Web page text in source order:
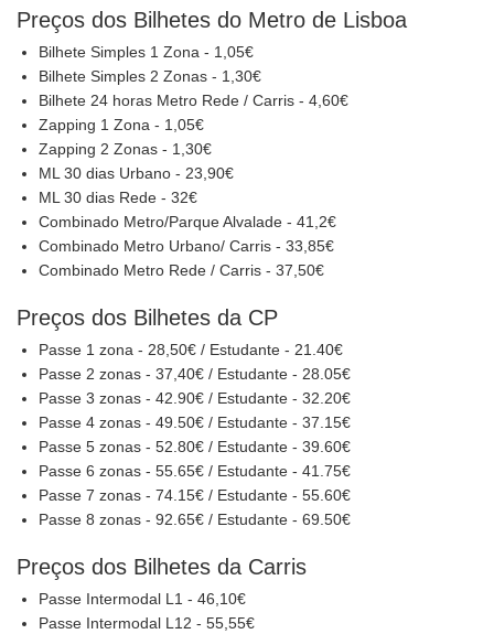
Preços dos Bilhetes do Metro de Lisboa
Bilhete Simples 1 Zona - 1,05€
Bilhete Simples 2 Zonas - 1,30€
Bilhete 24 horas Metro Rede / Carris - 4,60€
Zapping 1 Zona - 1,05€
Zapping 2 Zonas - 1,30€
ML 30 dias Urbano - 23,90€
ML 30 dias Rede - 32€
Combinado Metro/Parque Alvalade - 41,2€
Combinado Metro Urbano/ Carris - 33,85€
Combinado Metro Rede / Carris - 37,50€
Preços dos Bilhetes da CP
Passe 1 zona - 28,50€ / Estudante - 21.40€
Passe 2 zonas - 37,40€ / Estudante - 28.05€
Passe 3 zonas - 42.90€ / Estudante - 32.20€
Passe 4 zonas - 49.50€ / Estudante - 37.15€
Passe 5 zonas - 52.80€ / Estudante - 39.60€
Passe 6 zonas - 55.65€ / Estudante - 41.75€
Passe 7 zonas - 74.15€ / Estudante - 55.60€
Passe 8 zonas - 92.65€ / Estudante - 69.50€
Preços dos Bilhetes da Carris
Passe Intermodal L1 - 46,10€
Passe Intermodal L12 - 55,55€